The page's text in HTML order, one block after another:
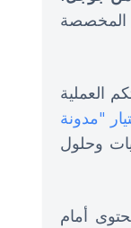
المخصصة
العملية
"مدونة
وحلول
أمام